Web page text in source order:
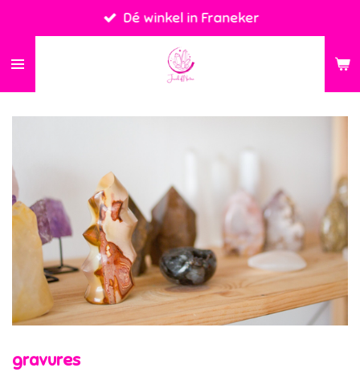
direct
naar
Dé winkel in Franeker
gravures